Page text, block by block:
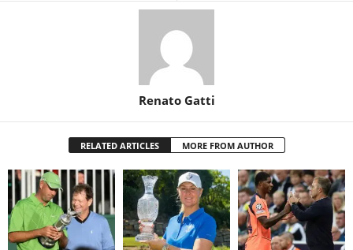
Renato Gatti
RELATED ARTICLES MORE FROM AUTHOR